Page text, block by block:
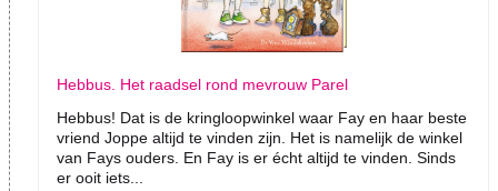
Hebbus. Het raadsel rond mevrouw Parel
Hebbus! Dat is de kringloopwinkel waar Fay en haar beste
vriend Joppe altijd te vinden zijn. Het is namelijk de winkel
van Fays ouders. En Fay is er écht altijd te vinden. Sinds
er ooit iets...